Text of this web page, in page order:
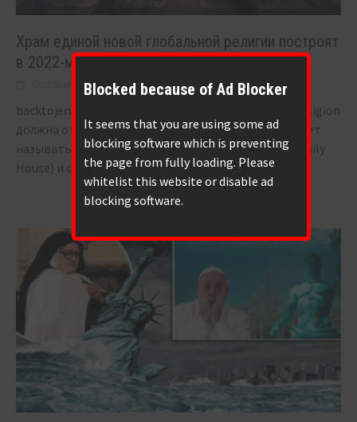
Храм единой новой глобальной религии построят
в 2022-м году.
October 11, 2021 BIGONE 30
backtojerusalem.com: Штаб-квартира One World Religion
должна открыться в 2022 году. Штаб-квартира будет
называться Дом семьи Авраама (The Abrahamic Family
House) и строится она[...]
Blocked because of Ad Blocker
It seems that you are using some ad
blocking software which is preventing
the page from fully loading. Please
whitelist this website or disable ad
blocking software.